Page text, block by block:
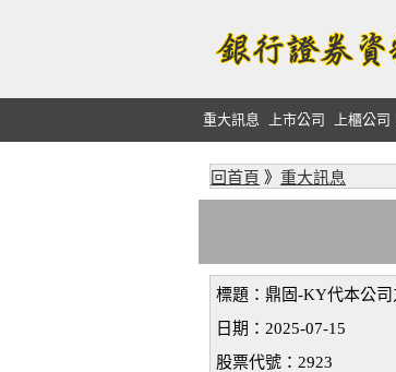
重大訊息 上市公司 上櫃公司
回首頁 》 重大訊息
標題：鼎固-KY代本公司
日期：2025-07-15
股票代號：2923